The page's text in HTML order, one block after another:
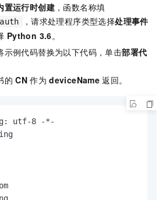
置运行时创建 ，函数名称填
，请求处理程序类型选择处理事件
Python 3.6。
示例代码替换为以下代码，单击部署代
的 CN 作为 deviceName 返回。
utf-8 -*-